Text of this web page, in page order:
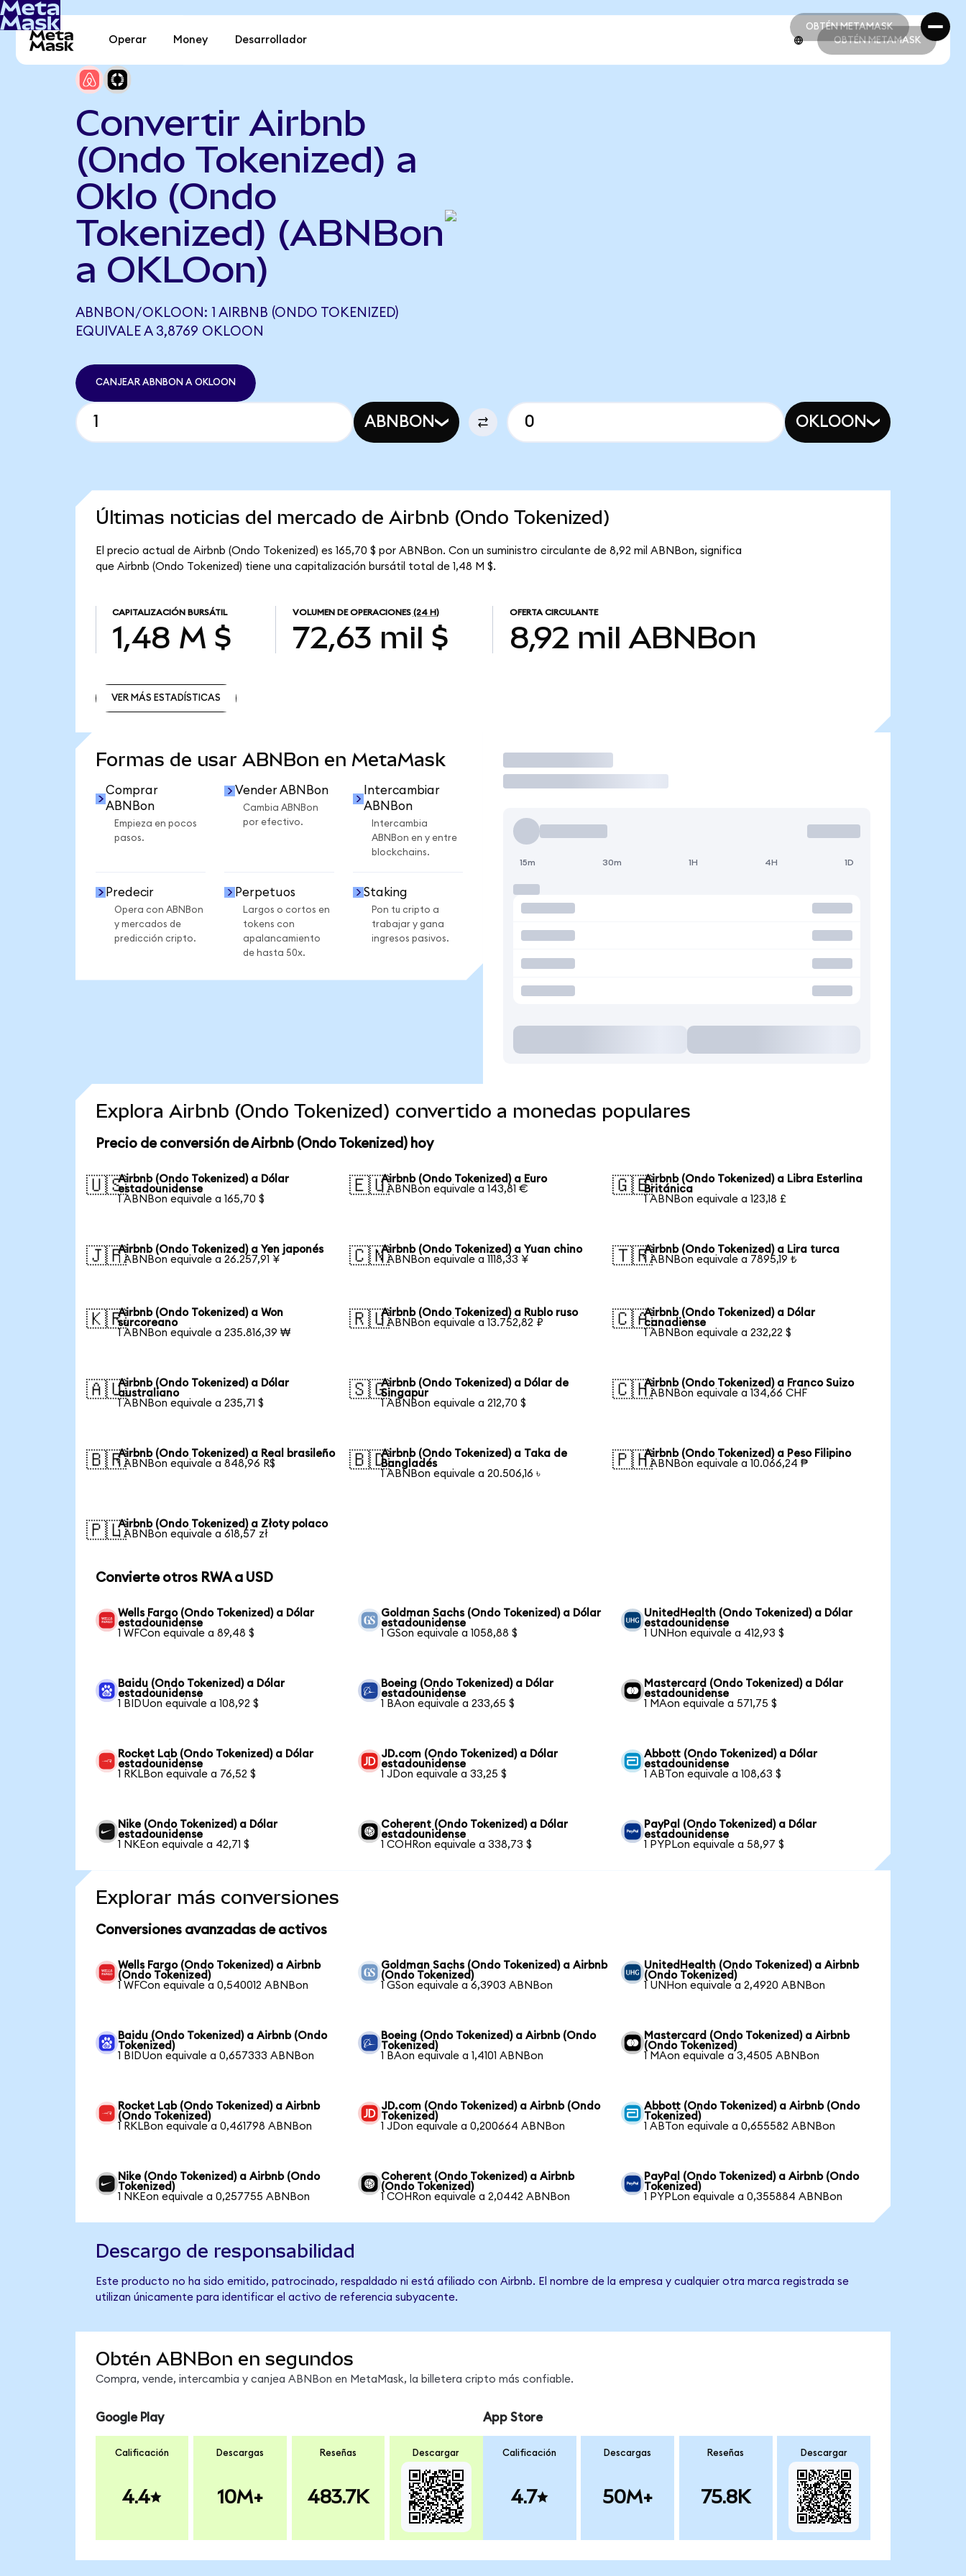
OBTÉN METAMASK
OBTÉN METAMASK
Operar Money Desarrollador OBTÉN METAMASK
Convertir Airbnb
(Ondo Tokenized) a
Oklo (Ondo
Tokenized) (ABNBon
a OKLOon)
ABNBON/OKLOON: 1 AIRBNB (ONDO TOKENIZED)
EQUIVALE A 3,8769 OKLOON
CANJEAR ABNBON A OKLOON
ABNBON OKLOON
Últimas noticias del mercado de Airbnb (Ondo Tokenized)
El precio actual de Airbnb (Ondo Tokenized) es 165,70 $ por ABNBon. Con un suministro circulante de 8,92 mil ABNBon, significa
que Airbnb (Ondo Tokenized) tiene una capitalización bursátil total de 1,48 M $.
CAPITALIZACIÓN BURSÁTIL
1,48 M $
VOLUMEN DE OPERACIONES (24 H)
72,63 mil $
OFERTA CIRCULANTE
8,92 mil ABNBon
VER MÁS ESTADÍSTICAS
Formas de usar ABNBon en MetaMask
Comprar
ABNBon
Empieza en pocos
pasos.
Vender ABNBon
Cambia ABNBon
por efectivo.
Intercambiar
ABNBon
Intercambia
ABNBon en y entre
blockchains.
Predecir
Opera con ABNBon
y mercados de
predicción cripto.
Perpetuos
Largos o cortos en
tokens con
apalancamiento
de hasta 50x.
Staking
Pon tu cripto a
trabajar y gana
ingresos pasivos.
Operar
15m 30m 1H 4H 1D
Explora Airbnb (Ondo Tokenized) convertido a monedas populares
Precio de conversión de Airbnb (Ondo Tokenized) hoy
🇺🇸Airbnb (Ondo Tokenized) a Dólar
estadounidense
1 ABNBon equivale a 165,70 $
🇪🇺Airbnb (Ondo Tokenized) a Euro
1 ABNBon equivale a 143,81 €
🇬🇧Airbnb (Ondo Tokenized) a Libra Esterlina
Británica
1 ABNBon equivale a 123,18 £
🇯🇵Airbnb (Ondo Tokenized) a Yen japonés
1 ABNBon equivale a 26.257,91 ¥
🇨🇳Airbnb (Ondo Tokenized) a Yuan chino
1 ABNBon equivale a 1118,33 ¥
🇹🇷Airbnb (Ondo Tokenized) a Lira turca
1 ABNBon equivale a 7895,19 ₺
🇰🇷Airbnb (Ondo Tokenized) a Won
surcoreano
1 ABNBon equivale a 235.816,39 ₩
🇷🇺Airbnb (Ondo Tokenized) a Rublo ruso
1 ABNBon equivale a 13.752,82 ₽
🇨🇦Airbnb (Ondo Tokenized) a Dólar
canadiense
1 ABNBon equivale a 232,22 $
🇦🇺Airbnb (Ondo Tokenized) a Dólar
australiano
1 ABNBon equivale a 235,71 $
🇸🇬Airbnb (Ondo Tokenized) a Dólar de
Singapur
1 ABNBon equivale a 212,70 $
🇨🇭Airbnb (Ondo Tokenized) a Franco Suizo
1 ABNBon equivale a 134,66 CHF
🇧🇷Airbnb (Ondo Tokenized) a Real brasileño
1 ABNBon equivale a 848,96 R$
🇧🇩Airbnb (Ondo Tokenized) a Taka de
Bangladés
1 ABNBon equivale a 20.506,16 ৳
🇵🇭Airbnb (Ondo Tokenized) a Peso Filipino
1 ABNBon equivale a 10.066,24 ₱
🇵🇱Airbnb (Ondo Tokenized) a Złoty polaco
1 ABNBon equivale a 618,57 zł
Convierte otros RWA a USD
Wells Fargo (Ondo Tokenized) a Dólar
estadounidense
1 WFCon equivale a 89,48 $
Goldman Sachs (Ondo Tokenized) a Dólar
estadounidense
1 GSon equivale a 1058,88 $
UnitedHealth (Ondo Tokenized) a Dólar
estadounidense
1 UNHon equivale a 412,93 $
Baidu (Ondo Tokenized) a Dólar
estadounidense
1 BIDUon equivale a 108,92 $
Boeing (Ondo Tokenized) a Dólar
estadounidense
1 BAon equivale a 233,65 $
Mastercard (Ondo Tokenized) a Dólar
estadounidense
1 MAon equivale a 571,75 $
Rocket Lab (Ondo Tokenized) a Dólar
estadounidense
1 RKLBon equivale a 76,52 $
JD.com (Ondo Tokenized) a Dólar
estadounidense
1 JDon equivale a 33,25 $
Abbott (Ondo Tokenized) a Dólar
estadounidense
1 ABTon equivale a 108,63 $
Nike (Ondo Tokenized) a Dólar
estadounidense
1 NKEon equivale a 42,71 $
Coherent (Ondo Tokenized) a Dólar
estadounidense
1 COHRon equivale a 338,73 $
PayPal (Ondo Tokenized) a Dólar
estadounidense
1 PYPLon equivale a 58,97 $
Explorar más conversiones
Conversiones avanzadas de activos
Wells Fargo (Ondo Tokenized) a Airbnb
(Ondo Tokenized)
1 WFCon equivale a 0,540012 ABNBon
Goldman Sachs (Ondo Tokenized) a Airbnb
(Ondo Tokenized)
1 GSon equivale a 6,3903 ABNBon
UnitedHealth (Ondo Tokenized) a Airbnb
(Ondo Tokenized)
1 UNHon equivale a 2,4920 ABNBon
Baidu (Ondo Tokenized) a Airbnb (Ondo
Tokenized)
1 BIDUon equivale a 0,657333 ABNBon
Boeing (Ondo Tokenized) a Airbnb (Ondo
Tokenized)
1 BAon equivale a 1,4101 ABNBon
Mastercard (Ondo Tokenized) a Airbnb
(Ondo Tokenized)
1 MAon equivale a 3,4505 ABNBon
Rocket Lab (Ondo Tokenized) a Airbnb
(Ondo Tokenized)
1 RKLBon equivale a 0,461798 ABNBon
JD.com (Ondo Tokenized) a Airbnb (Ondo
Tokenized)
1 JDon equivale a 0,200664 ABNBon
Abbott (Ondo Tokenized) a Airbnb (Ondo
Tokenized)
1 ABTon equivale a 0,655582 ABNBon
Nike (Ondo Tokenized) a Airbnb (Ondo
Tokenized)
1 NKEon equivale a 0,257755 ABNBon
Coherent (Ondo Tokenized) a Airbnb
(Ondo Tokenized)
1 COHRon equivale a 2,0442 ABNBon
PayPal (Ondo Tokenized) a Airbnb (Ondo
Tokenized)
1 PYPLon equivale a 0,355884 ABNBon
Descargo de responsabilidad
Este producto no ha sido emitido, patrocinado, respaldado ni está afiliado con Airbnb. El nombre de la empresa y cualquier otra marca registrada se
utilizan únicamente para identificar el activo de referencia subyacente.
Obtén ABNBon en segundos
Compra, vende, intercambia y canjea ABNBon en MetaMask, la billetera cripto más confiable.
Google Play
Calificación
4.4
Descargas
10M+
Reseñas
483.7K
Descargar
App Store
Calificación
4.7
Descargas
50M+
Reseñas
75.8K
Descargar